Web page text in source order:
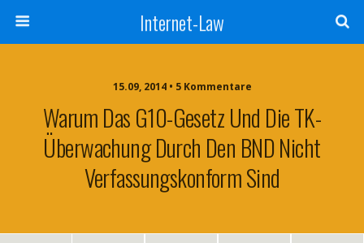
Internet-Law
15.09, 2014 • 5 Kommentare
Warum Das G10-Gesetz Und Die TK-
Überwachung Durch Den BND Nicht
Verfassungskonform Sind